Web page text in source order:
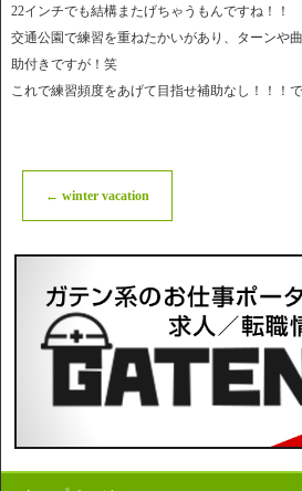
22インチでも結構またげちゃうもんですね！！
交通公園で練習を重ねたかいがあり、ターンや
助付きですが！笑
これで練習頻度をあげて目指せ補助なし！！！
← winter vacation